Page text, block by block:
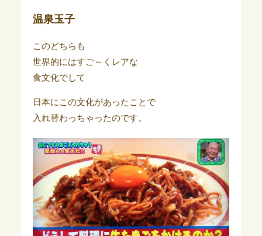
温泉玉子
このどちらも
世界的にはすご～くレアな
食文化でして
日本にこの文化があったことで
入れ替わっちゃったのです。